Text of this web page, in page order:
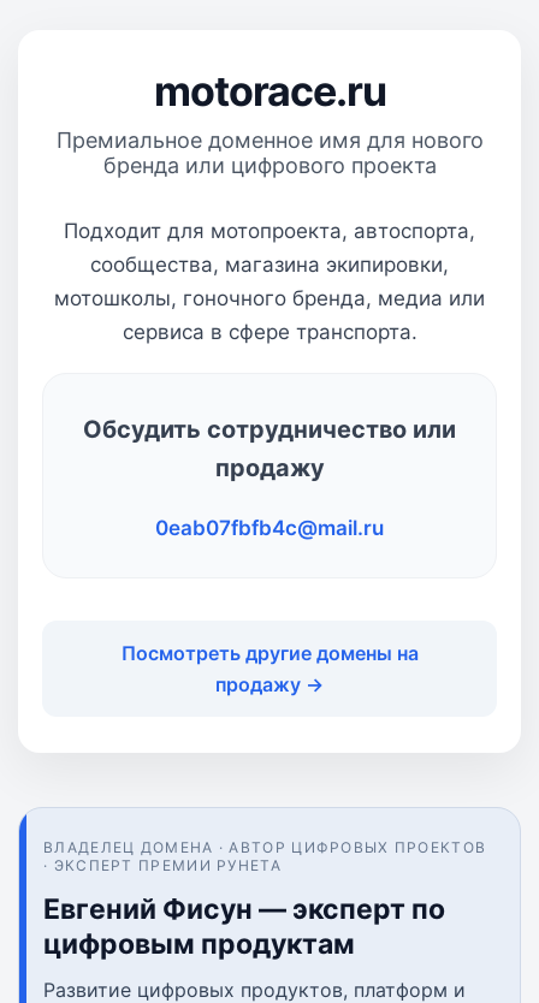
motorace.ru
Премиальное доменное имя для нового
бренда или цифрового проекта
Подходит для мотопроекта, автоспорта,
сообщества, магазина экипировки,
мотошколы, гоночного бренда, медиа или
сервиса в сфере транспорта.
Обсудить сотрудничество или
продажу
0eab07fbfb4c@mail.ru
Посмотреть другие домены на
продажу →
ВЛАДЕЛЕЦ ДОМЕНА · АВТОР ЦИФРОВЫХ ПРОЕКТОВ
· ЭКСПЕРТ ПРЕМИИ РУНЕТА
Евгений Фисун — эксперт по
цифровым продуктам
Развитие цифровых продуктов, платформ и